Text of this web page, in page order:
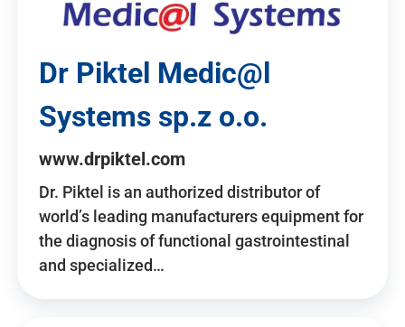
Dr Piktel Medic@l
Systems sp.z o.o.
www.drpiktel.com
Dr. Piktel is an authorized distributor of
world’s leading manufacturers equipment for
the diagnosis of functional gastrointestinal
and specialized…